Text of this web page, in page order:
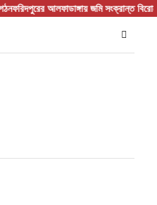
আলফাডাঙ্গায় জমি সংক্রান্ত বিরোধের